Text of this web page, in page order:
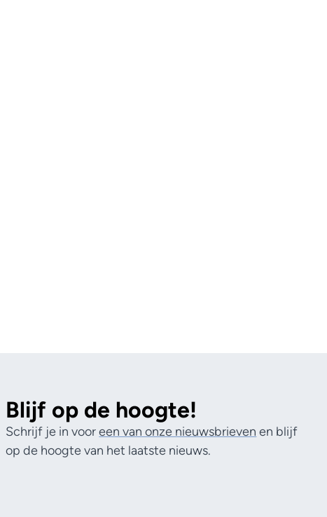
Blijf op de hoogte!
Schrijf je in vooreen van onze nieuwsbrieven en blijf
op de hoogte van het laatste nieuws.